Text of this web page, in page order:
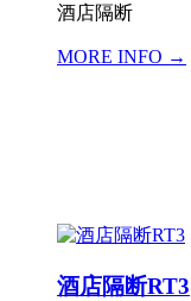
酒店隔断
MORE INFO →
酒店隔断RT3